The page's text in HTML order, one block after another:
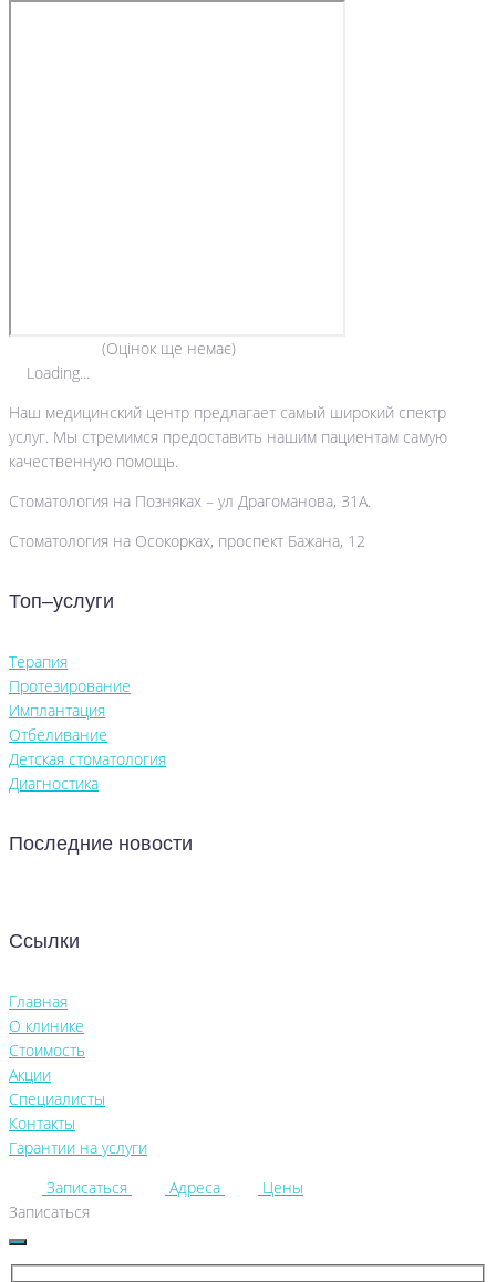
(Оцінок ще немає)
Loading...
Наш медицинский центр предлагает самый широкий спектр
услуг. Мы стремимся предоставить нашим пациентам самую
качественную помощь.
Стоматология на Позняках – ул Драгоманова, 31А.
Стоматология на Осокорках, проспект Бажана, 12
Топ–услуги
Терапия
Протезирование
Имплантация
Отбеливание
Детская стоматология
Диагностика
Последние новости
Ссылки
Главная
О клинике
Стоимость
Акции
Специалисты
Контакты
Гарантии на услуги
Записаться
Адреса
Цены
Записаться